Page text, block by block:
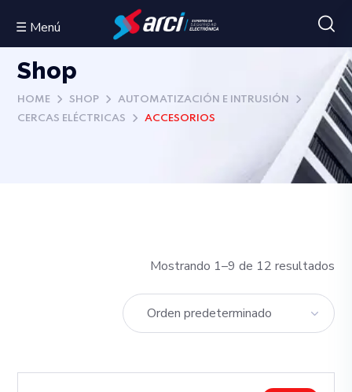
☰ Menú
Shop
HOME SHOP
AUTOMATIZACIÓN E INTRUSIÓN
CERCAS ELÉCTRICAS
ACCESORIOS
Mostrando 1–9 de 12 resultados